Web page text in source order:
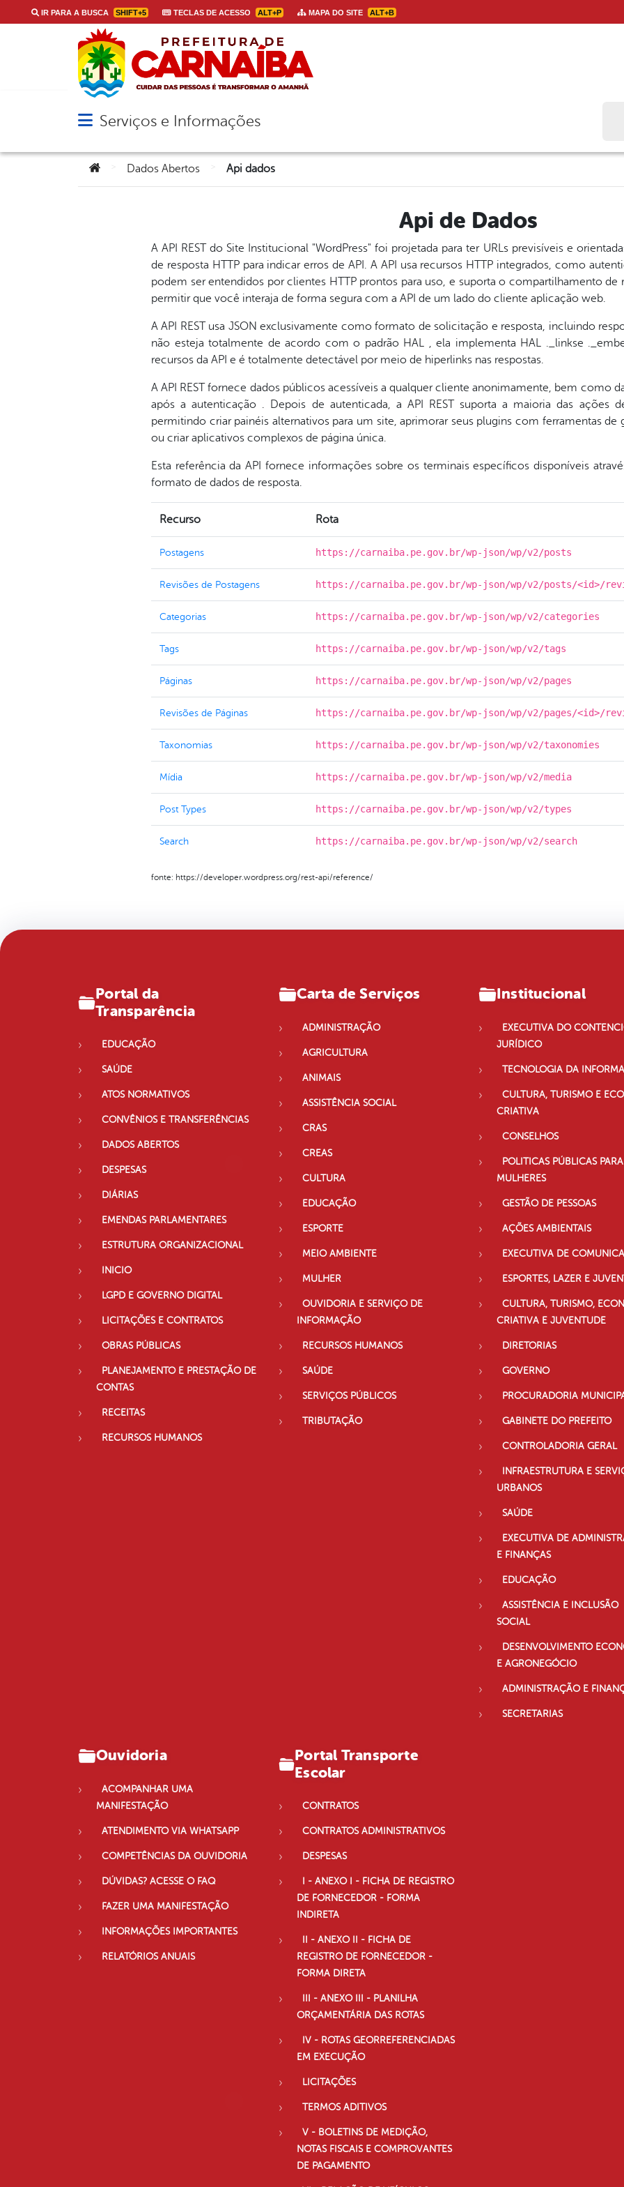
IR PARA A BUSCA SHIFT+5 TECLAS DE ACESSO ALT+P MAPA DO SITE ALT+B
Abrir menu principal de navegação
Serviços e Informações
Você está aqui:Dados Abertos Api dados
Api de Dados
A API REST do Site Institucional "WordPress" foi projetada para ter URLs previsíveis e
de resposta HTTP para indicar erros de API. A API usa recursos HTTP integrados, como
podem ser entendidos por clientes HTTP prontos para uso, e suporta o compartilhamento de
permitir que você interaja de forma segura com a API de um lado do cliente aplicação web.
A API REST usa JSON exclusivamente como formato de solicitação e resposta, incluindo
não esteja totalmente de acordo com o padrão HAL , ela implementa HAL ._linkse
recursos da API e é totalmente detectável por meio de hiperlinks nas respostas.
A API REST fornece dados públicos acessíveis a qualquer cliente anonimamente, bem como
após a autenticação . Depois de autenticada, a API REST suporta a maioria das ações
permitindo criar painéis alternativos para um site, aprimorar seus plugins com ferramentas de
ou criar aplicativos complexos de página única.
Esta referência da API fornece informações sobre os terminais específicos disponíveis
formato de dados de resposta.
Recurso Rota
Postagens https://carnaiba.pe.gov.br/wp-json/wp/v2/posts
Revisões de Postagens https://carnaiba.pe.gov.br/wp-json/wp/v2/posts/<id>/
Categorias https://carnaiba.pe.gov.br/wp-json/wp/v2/categories
Tags https://carnaiba.pe.gov.br/wp-json/wp/v2/tags
Páginas https://carnaiba.pe.gov.br/wp-json/wp/v2/pages
Revisões de Páginas https://carnaiba.pe.gov.br/wp-json/wp/v2/pages/<id>/
Taxonomias https://carnaiba.pe.gov.br/wp-json/wp/v2/taxonomies
Mídia https://carnaiba.pe.gov.br/wp-json/wp/v2/media
Post Types https://carnaiba.pe.gov.br/wp-json/wp/v2/types
Search https://carnaiba.pe.gov.br/wp-json/wp/v2/search
fonte: https://developer.wordpress.org/rest-api/reference/
Portal da
Transparência
EDUCAÇÃO
SAÚDE
ATOS NORMATIVOS
CONVÊNIOS E TRANSFERÊNCIAS
DADOS ABERTOS
DESPESAS
DIÁRIAS
EMENDAS PARLAMENTARES
ESTRUTURA ORGANIZACIONAL
INICIO
LGPD E GOVERNO DIGITAL
LICITAÇÕES E CONTRATOS
OBRAS PÚBLICAS
PLANEJAMENTO E PRESTAÇÃO DE
CONTAS
RECEITAS
RECURSOS HUMANOS
Carta de Serviços
ADMINISTRAÇÃO
AGRICULTURA
ANIMAIS
ASSISTÊNCIA SOCIAL
CRAS
CREAS
CULTURA
EDUCAÇÃO
ESPORTE
MEIO AMBIENTE
MULHER
OUVIDORIA E SERVIÇO DE
INFORMAÇÃO
RECURSOS HUMANOS
SAÚDE
SERVIÇOS PÚBLICOS
TRIBUTAÇÃO
Institucional
EXECUTIVA DO
JURÍDICO
TECNOLOGIA DA
CULTURA, TURISMO E
CRIATIVA
CONSELHOS
POLITICAS PÚBLICAS
MULHERES
GESTÃO DE PESSOAS
AÇÕES AMBIENTAIS
EXECUTIVA DE
ESPORTES, LAZER E
CULTURA, TURISMO,
CRIATIVA E JUVENTUDE
DIRETORIAS
GOVERNO
PROCURADORIA
GABINETE DO PREFEITO
CONTROLADORIA GERAL
INFRAESTRUTURA E
URBANOS
SAÚDE
EXECUTIVA DE
E FINANÇAS
EDUCAÇÃO
ASSISTÊNCIA E INCLUSÃO
SOCIAL
DESENVOLVIMENTO
E AGRONEGÓCIO
ADMINISTRAÇÃO E
SECRETARIAS
Ouvidoria
ACOMPANHAR UMA
MANIFESTAÇÃO
ATENDIMENTO VIA WHATSAPP
COMPETÊNCIAS DA OUVIDORIA
DÚVIDAS? ACESSE O FAQ
FAZER UMA MANIFESTAÇÃO
INFORMAÇÕES IMPORTANTES
RELATÓRIOS ANUAIS
Portal Transporte
Escolar
CONTRATOS
CONTRATOS ADMINISTRATIVOS
DESPESAS
I - ANEXO I - FICHA DE REGISTRO
DE FORNECEDOR - FORMA
INDIRETA
II - ANEXO II - FICHA DE
REGISTRO DE FORNECEDOR -
FORMA DIRETA
III - ANEXO III - PLANILHA
ORÇAMENTÁRIA DAS ROTAS
IV - ROTAS GEORREFERENCIADAS
EM EXECUÇÃO
LICITAÇÕES
TERMOS ADITIVOS
V - BOLETINS DE MEDIÇÃO,
NOTAS FISCAIS E COMPROVANTES
DE PAGAMENTO